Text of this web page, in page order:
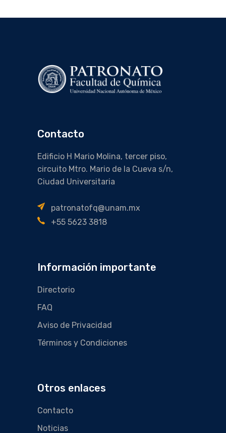
Contacto
Edificio H Mario Molina, tercer piso,
circuito Mtro. Mario de la Cueva s/n,
Ciudad Universitaria
patronatofq@unam.mx
+55 5623 3818
Información importante
Directorio
FAQ
Aviso de Privacidad
Términos y Condiciones
Otros enlaces
Contacto
Noticias